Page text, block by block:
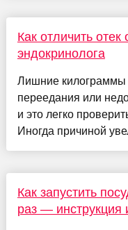
Как отличить
эндокринолога
Лишние килограммы
переедания или
и это легко
Иногда причиной
Как запустить
раз — инструкция